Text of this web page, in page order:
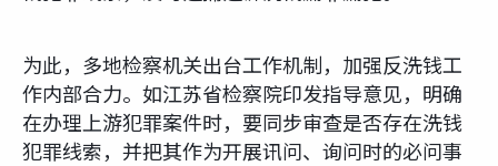
为此，多地检察机关出台工作机制，加强反洗钱工
作内部合力。如江苏省检察院印发指导意见，明确
在办理上游犯罪案件时，要同步审查是否存在洗钱
犯罪线索，并把其作为开展讯问、询问时的必问事